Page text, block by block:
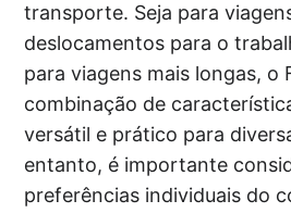
transporte. Seja para
deslocamentos para o
para viagens mais longas, o
combinação de
versátil e prático para
entanto, é importante
preferências individuais do